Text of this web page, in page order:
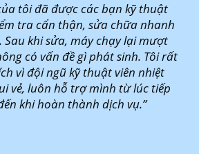
tôi đã được các bạn kỹ thuật
tra cẩn thận, sửa chữa nhanh
Sau khi sửa, máy chạy lại mượt
có vấn đề gì phát sinh. Tôi rất
vì đội ngũ kỹ thuật viên nhiệt
vẻ, luôn hỗ trợ mình từ lúc tiếp
khi hoàn thành dịch vụ.”